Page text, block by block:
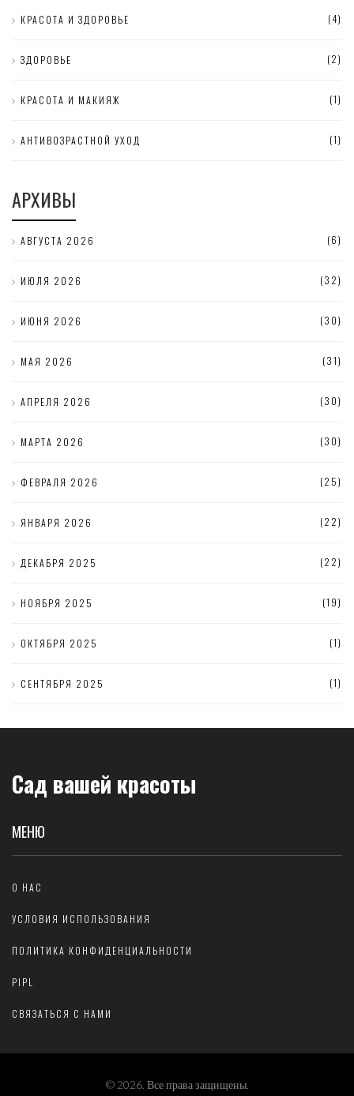
КРАСОТА И ЗДОРОВЬЕ (4)
ЗДОРОВЬЕ (2)
КРАСОТА И МАКИЯЖ (1)
АНТИВОЗРАСТНОЙ УХОД (1)
АРХИВЫ
АВГУСТА 2026 (6)
ИЮЛЯ 2026 (32)
ИЮНЯ 2026 (30)
МАЯ 2026 (31)
АПРЕЛЯ 2026 (30)
МАРТА 2026 (30)
ФЕВРАЛЯ 2026 (25)
ЯНВАРЯ 2026 (22)
ДЕКАБРЯ 2025 (22)
НОЯБРЯ 2025 (19)
ОКТЯБРЯ 2025 (1)
СЕНТЯБРЯ 2025 (1)
Сад вашей красоты
МЕНЮ
О НАС
УСЛОВИЯ ИСПОЛЬЗОВАНИЯ
ПОЛИТИКА КОНФИДЕНЦИАЛЬНОСТИ
PIPL
СВЯЗАТЬСЯ С НАМИ
© 2026. Все права защищены.